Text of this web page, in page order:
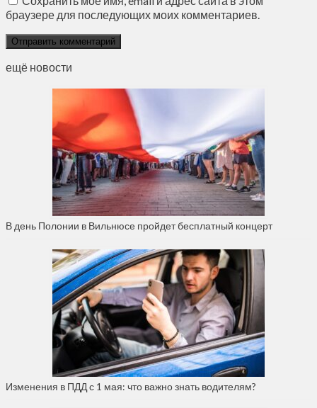
браузере для последующих моих комментариев.
ещё новости
В день Полонии в Вильнюсе пройдет бесплатный концерт
Изменения в ПДД с 1 мая: что важно знать водителям?